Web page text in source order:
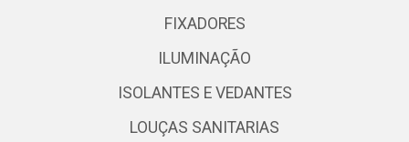
FIXADORES
ILUMINAÇÃO
ISOLANTES E VEDANTES
LOUÇAS SANITARIAS